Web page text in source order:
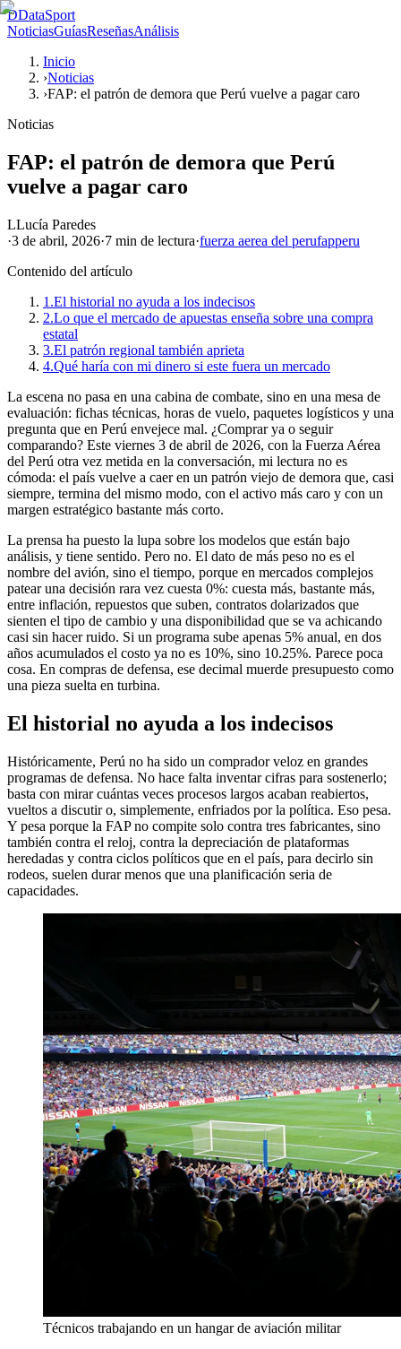
DDataSport
NoticiasGuíasReseñasAnálisis
Inicio
›Noticias
›FAP: el patrón de demora que Perú vuelve a pagar caro
Noticias
FAP: el patrón de demora que Perú
vuelve a pagar caro
LLucía Paredes
·3 de abril, 2026·7 min de lectura·fuerza aerea del perufapperu
Contenido del artículo
1.El historial no ayuda a los indecisos
2.Lo que el mercado de apuestas enseña sobre una compra
estatal
3.El patrón regional también aprieta
4.Qué haría con mi dinero si este fuera un mercado
La escena no pasa en una cabina de combate, sino en una mesa de
evaluación: fichas técnicas, horas de vuelo, paquetes logísticos y una
pregunta que en Perú envejece mal. ¿Comprar ya o seguir
comparando? Este viernes 3 de abril de 2026, con la Fuerza Aérea
del Perú otra vez metida en la conversación, mi lectura no es
cómoda: el país vuelve a caer en un patrón viejo de demora que, casi
siempre, termina del mismo modo, con el activo más caro y con un
margen estratégico bastante más corto.
La prensa ha puesto la lupa sobre los modelos que están bajo
análisis, y tiene sentido. Pero no. El dato de más peso no es el
nombre del avión, sino el tiempo, porque en mercados complejos
patear una decisión rara vez cuesta 0%: cuesta más, bastante más,
entre inflación, repuestos que suben, contratos dolarizados que
sienten el tipo de cambio y una disponibilidad que se va achicando
casi sin hacer ruido. Si un programa sube apenas 5% anual, en dos
años acumulados el costo ya no es 10%, sino 10.25%. Parece poca
cosa. En compras de defensa, ese decimal muerde presupuesto como
una pieza suelta en turbina.
El historial no ayuda a los indecisos
Históricamente, Perú no ha sido un comprador veloz en grandes
programas de defensa. No hace falta inventar cifras para sostenerlo;
basta con mirar cuántas veces procesos largos acaban reabiertos,
vueltos a discutir o, simplemente, enfriados por la política. Eso pesa.
Y pesa porque la FAP no compite solo contra tres fabricantes, sino
también contra el reloj, contra la depreciación de plataformas
heredadas y contra ciclos políticos que en el país, para decirlo sin
rodeos, suelen durar menos que una planificación seria de
capacidades.
Técnicos trabajando en un hangar de aviación militar